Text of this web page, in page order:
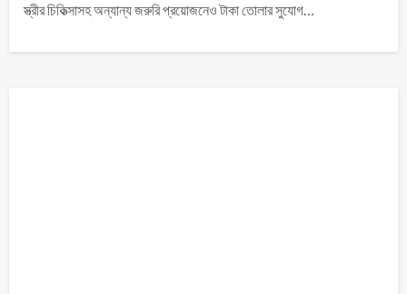
স্ত্রীর চিকিত্সাসহ অন্যান্য জরুরি প্রয়োজনেও টাকা তোলার সুযোগ…